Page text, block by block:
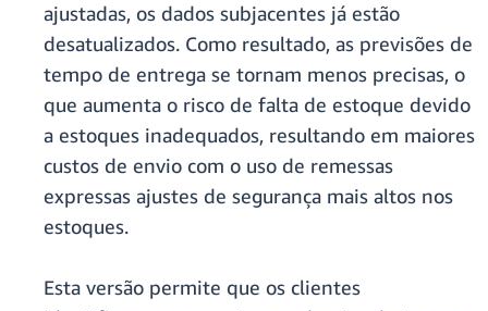
ajustadas, os dados subjacentes já estão
desatualizados. Como resultado, as previsões de
tempo de entrega se tornam menos precisas, o
que aumenta o risco de falta de estoque devido
a estoques inadequados, resultando em maiores
custos de envio com o uso de remessas
expressas ajustes de segurança mais altos nos
estoques.
Esta versão permite que os clientes